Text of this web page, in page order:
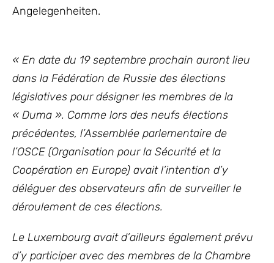
Angelegenheiten.
« En date du 19 septembre prochain auront lieu
dans la Fédération de Russie des élections
législatives pour désigner les membres de la
« Duma ». Comme lors des neufs élections
précédentes, l’Assemblée parlementaire de
l’OSCE (Organisation pour la Sécurité et la
Coopération en Europe) avait l’intention d’y
déléguer des observateurs afin de surveiller le
déroulement de ces élections.
Le Luxembourg avait d’ailleurs également prévu
d’y participer avec des membres de la Chambre